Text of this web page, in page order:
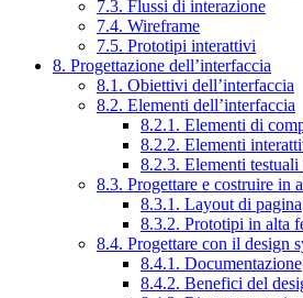
7.3. Flussi di interazione
7.4. Wireframe
7.5. Prototipi interattivi
8. Progettazione dell’interfaccia
8.1. Obiettivi dell’interfaccia
8.2. Elementi dell’interfaccia
8.2.1. Elementi di
8.2.2. Elementi
8.2.3. Elementi
8.3. Progettare e costruire in
8.3.1. Layout di pagina
8.3.2. Prototipi in alta
8.4. Progettare con il design
8.4.1. Documentazione
8.4.2. Benefici del